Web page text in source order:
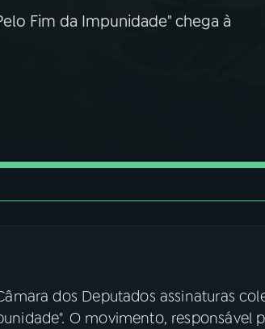
Fim da Impunidade" chega à
dos Deputados assinaturas
O movimento, responsável